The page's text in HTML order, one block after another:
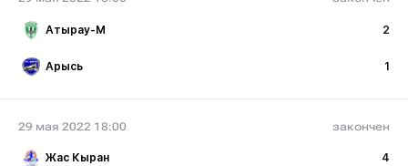
Атырау-М 2
Арысь 1
29 мая 2022 18:00 закончен
Жас Кыран 4